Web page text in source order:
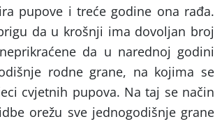
pupove i treće godine ona rađa.
da u krošnji ima dovoljan broj
da u narednoj godini
rodne grane, na kojima se
cvjetnih pupova. Na taj se način
orežu sve jednogodišnje grane